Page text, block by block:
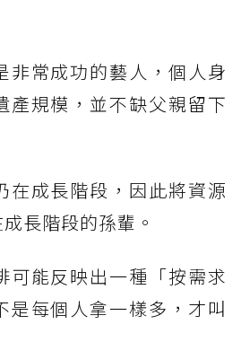
非常成功的藝人，個人身
產規模，並不缺父親留下
在成長階段，因此將資源
長階段的孫輩。
可能反映出一種「按需求
是每個人拿一樣多，才叫